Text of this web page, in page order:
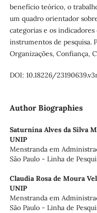
benefício teórico, o
um quadro orientador
categorias e os
instrumentos de pesquisa.
Organizações, Confiança,
DOI: 10.18226/
Author Biographies
Saturnina Alves da Silva
UNIP
Menstranda em
São Paulo - Linha de
Claudia Rosa de Moura
UNIP
Menstranda em
São Paulo - Linha de